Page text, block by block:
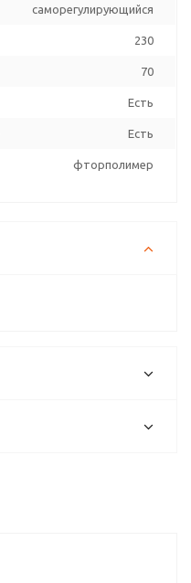
саморегулирующийся
230
70
Есть
Есть
фторполимер